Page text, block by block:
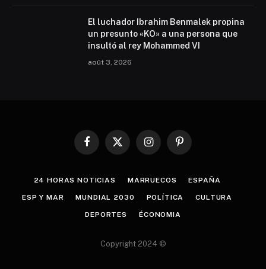
El luchador Ibrahim Benmalek propina
un presunto «KO» a una persona que
insultó al rey Mohammed VI
août 3, 2026
Facebook
X
InstagramPinterest
24 HORAS NOTICIAS MARRUECOS ESPAÑA
ESP Y MAR MUNDIAL 2030 POLÍTICA CULTURA
DEPORTES ÉCONOMIA
Copyright 2024 ©